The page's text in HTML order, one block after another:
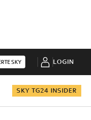
SKY LOGIN
SKY TG24 INSIDER